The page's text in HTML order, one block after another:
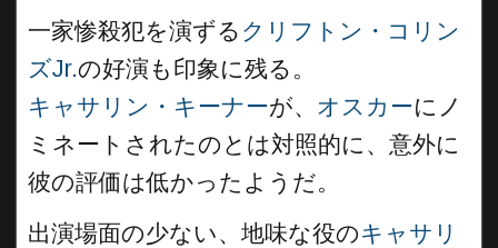
一家惨殺犯を演ずる クリフトン・コリン
ズJr.の好演も印象に残る。
キャサリン・キーナーが、 オスカーにノ
ミネートされたのとは対照的に、意外に
彼の評価は低かったようだ。
出演場面の少ない、地味な役のキャサリ